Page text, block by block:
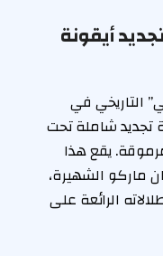
أيقونة
التاريخي في
عملية تجديد شاملة تحت
يقع هذا
ماركو الشهيرة،
الرائعة على